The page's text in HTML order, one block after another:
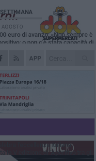
APP
euro di avanzo: «Non sempre è
o non c'è stata capacità di
5 AGOSTO
distributore di
AGOSTO
agli esercenti: «Siamo ai nastri di
Domenico: il gusto che
5 AGOSTO
l'eccellenza italiana:
la V edizione di "Aperitivo tra gli